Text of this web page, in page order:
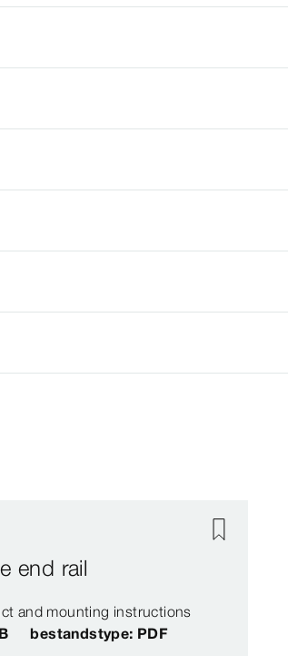
end rail
and mounting instructions
bestandstype: PDF